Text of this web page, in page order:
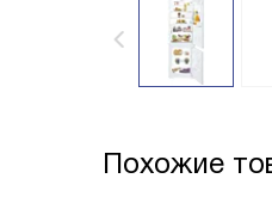
Похожие